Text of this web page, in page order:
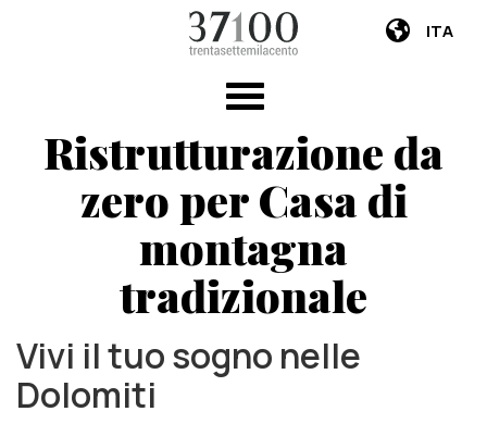
ITA
Ristrutturazione da
zero per Casa di
montagna
tradizionale
Vivi il tuo sogno nelle
Dolomiti